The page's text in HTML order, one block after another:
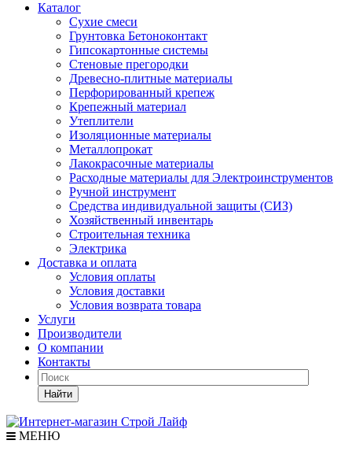
Каталог
Сухие смеси
Грунтовка Бетоноконтакт
Гипсокартонные системы
Стеновые прегородки
Древесно-плитные материалы
Перфорированный крепеж
Крепежный материал
Утеплители
Изоляционные материалы
Металлопрокат
Лакокрасочные материалы
Расходные материалы для Электроинструментов
Ручной инструмент
Средства индивидуальной защиты (СИЗ)
Хозяйственный инвентарь
Строительная техника
Электрика
Доставка и оплата
Условия оплаты
Условия доставки
Условия возврата товара
Услуги
Производители
О компании
Контакты
Найти
МЕНЮ